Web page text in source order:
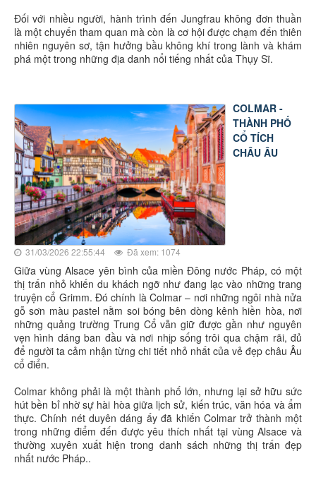
Đối với nhiều người, hành trình đến Jungfrau không đơn thuần
là một chuyến tham quan mà còn là cơ hội được chạm đến thiên
nhiên nguyên sơ, tận hưởng bầu không khí trong lành và khám
phá một trong những địa danh nổi tiếng nhất của Thụy Sĩ.
COLMAR -
THÀNH PHỐ
CỔ TÍCH
CHÂU ÂU
31/03/2026 22:55:44 Đã xem: 1074
Giữa vùng Alsace yên bình của miền Đông nước Pháp, có một
thị trấn nhỏ khiến du khách ngỡ như đang lạc vào những trang
truyện cổ Grimm. Đó chính là Colmar – nơi những ngôi nhà nửa
gỗ sơn màu pastel nằm soi bóng bên dòng kênh hiền hòa, nơi
những quảng trường Trung Cổ vẫn giữ được gần như nguyên
vẹn hình dáng ban đầu và nơi nhịp sống trôi qua chậm rãi, đủ
để người ta cảm nhận từng chi tiết nhỏ nhất của vẻ đẹp châu Âu
cổ điển.
Colmar không phải là một thành phố lớn, nhưng lại sở hữu sức
hút bền bỉ nhờ sự hài hòa giữa lịch sử, kiến trúc, văn hóa và ẩm
thực. Chính nét duyên dáng ấy đã khiến Colmar trở thành một
trong những điểm đến được yêu thích nhất tại vùng Alsace và
thường xuyên xuất hiện trong danh sách những thị trấn đẹp
nhất nước Pháp..